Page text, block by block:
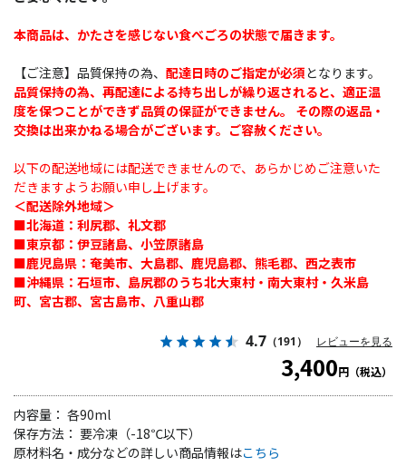
本商品は、かたさを感じない食べごろの状態で届きます。
【ご注意】品質保持の為、 配達日時のご指定が必須となります。
品質保持の為、再配達による持ち出しが繰り返されると、適正温
度を保つことができず品質の保証ができません。 その際の返品・
交換は出来かねる場合がございます。ご容赦ください。
以下の配送地域には配送できませんので、あらかじめご注意いた
だきますようお願い申し上げます。
＜配送除外地域＞
■北海道：利尻郡、礼文郡
■東京都：伊豆諸島、小笠原諸島
■鹿児島県：奄美市、大島郡、鹿児島郡、熊毛郡、西之表市
■沖縄県：石垣市、島尻郡のうち北大東村・南大東村・久米島
町、宮古郡、宮古島市、八重山郡
4.7 （191） レビューを見る
3,400円（税込）
内容量： 各90ml
保存方法： 要冷凍（-18℃以下）
原材料名・成分などの詳しい商品情報はこちら